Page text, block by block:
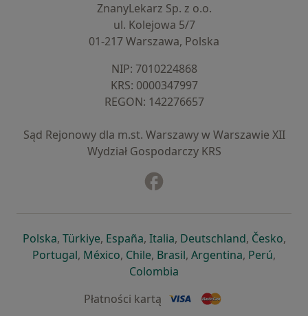
ZnanyLekarz Sp. z o.o.
ul. Kolejowa 5/7
01-217 Warszawa, Polska
NIP: ⁠7010224868
KRS: ⁠0000347997
REGON: ⁠142276657
Sąd Rejonowy dla m.st. Warszawy w Warszawie XII
Wydział Gospodarczy KRS
Polskaotwiera się w nowej karcie
, Türkiyeotwiera się w nowej karcie
, Españaotwiera się w nowej karcie
, Italiaotwiera się w nowej
, Deutschlandotwiera się
, Česko,
Portugalotwiera się w nowej karcie
, Méxicootwiera się w nowej karcie
, Chileotwiera się w nowej karcie
, Brasilotwiera się w nowej
, Argentinaotwiera się
, Perú,
Colombia
Płatności kartą